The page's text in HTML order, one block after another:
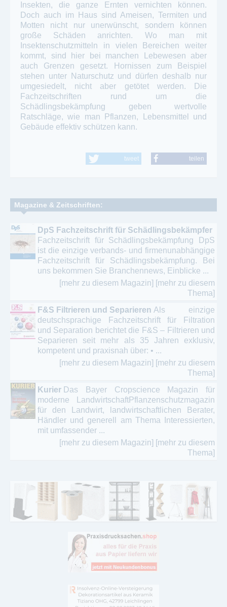
Insekten, die ganze Ernten vernichten können.
Doch auch im Haus sind Ameisen, Termiten und
Motten nicht nur unerwünscht, sondern können
große Schäden anrichten. Wo man mit
Insektenschutzmitteln in vielen Bereichen weiter
kommt, sind hier bei manchen Lebewesen aber
auch Grenzen gesetzt. Hornissen zum Beispiel
stehen unter Naturschutz und dürfen deshalb nur
umgesiedelt, nicht aber getötet werden. Die
Fachzeitschriften rund um die
Schädlingsbekämpfung geben wertvolle
Ratschläge, wie man Pflanzen, Lebensmittel und
Gebäude effektiv schützen kann.
tweet teilen
Magazine & Zeitschriften:
DpS Fachzeitschrift für Schädlingsbekämpfer
Fachzeitschrift für Schädlingsbekämpfung DpS
ist die einzige verbands- und firmen­unabhängige
Fach­zeitschrift für Schädlings­bekämpfung. Bei
uns bekommen Sie Branchen­news, Einblicke ...
[mehr zu diesem Magazin] [mehr zu diesem
Thema]
F&S Filtrieren und Separieren Als einzige
deutschsprachige Fachzeitschrift für Filtration
und Separation berichtet die F&S – Filtrieren und
Separieren seit mehr als 35 Jahren exklusiv,
kompetent und praxisnah über: • ...
[mehr zu diesem Magazin] [mehr zu diesem
Thema]
Kurier Das Bayer Cropscience Magazin für
moderne LandwirtschaftPflanzenschutzmagazin
für den Landwirt, landwirtschaftlichen Berater,
Händler und generell am Thema Interessierten,
mit umfassender ...
[mehr zu diesem Magazin] [mehr zu diesem
Thema]